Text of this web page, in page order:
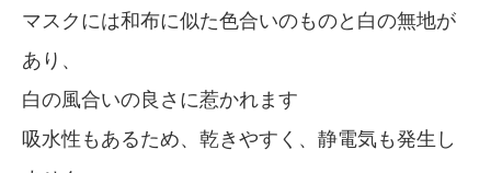
マスクには和布に似た色合いのものと白の無地が
あり、
白の風合いの良さに惹かれます
吸水性もあるため、乾きやすく、静電気も発生し